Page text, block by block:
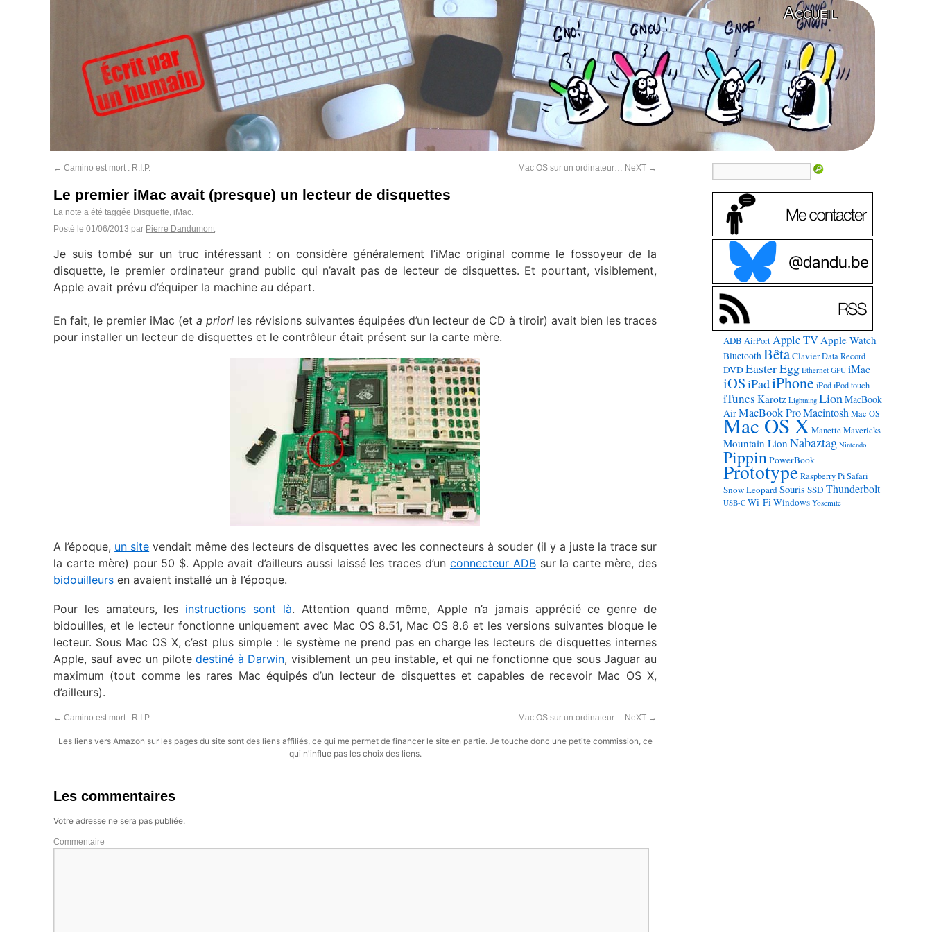
Accueil
← Camino est mort : R.I.P. Mac OS sur un ordinateur… NeXT →
Le premier iMac avait (presque) un lecteur de disquettes
La note a été taggée Disquette, iMac.
Posté le 01/06/2013 par Pierre Dandumont
Je suis tombé sur un truc intéressant : on considère généralement l’iMac original comme le fossoyeur de la
disquette, le premier ordinateur grand public qui n’avait pas de lecteur de disquettes. Et pourtant, visiblement,
Apple avait prévu d’équiper la machine au départ.
En fait, le premier iMac (et a priori les révisions suivantes équipées d’un lecteur de CD à tiroir) avait bien les traces
pour installer un lecteur de disquettes et le contrôleur était présent sur la carte mère.
A l’époque, un site vendait même des lecteurs de disquettes avec les connecteurs à souder (il y a juste la trace sur
la carte mère) pour 50 $. Apple avait d’ailleurs aussi laissé les traces d’un connecteur ADBsur la carte mère, des
bidouilleurs en avaient installé un à l’époque.
Pour les amateurs, les instructions sont là. Attention quand même, Apple n’a jamais apprécié ce genre de
bidouilles, et le lecteur fonctionne uniquement avec Mac OS 8.51, Mac OS 8.6 et les versions suivantes bloque le
lecteur. Sous Mac OS X, c’est plus simple : le système ne prend pas en charge les lecteurs de disquettes internes
Apple, sauf avec un pilotedestiné à Darwin, visiblement un peu instable, et qui ne fonctionne que sous Jaguar au
maximum (tout comme les rares Mac équipés d’un lecteur de disquettes et capables de recevoir Mac OS X,
d’ailleurs).
← Camino est mort : R.I.P. Mac OS sur un ordinateur… NeXT →
Les liens vers Amazon sur les pages du site sont des liens affiliés, ce qui me permet de financer le site en partie. Je touche donc une petite commission, ce
qui n'influe pas les choix des liens.
Les commentaires
Votre adresse ne sera pas publiée.
Commentaire
ADB AirPort Apple TVApple Watch
BluetoothBêtaClavier Data Record
DVDEaster Egg Ethernet GPU iMac
iOSiPadiPhone iPod iPod touch
iTunes Karotz Lightning LionMacBook
AirMacBook ProMacintosh Mac OS
Mac OS XManette Mavericks
Mountain Lion Nabaztag Nintendo
PippinPowerBook
Prototype Raspberry Pi Safari
Snow LeopardSouris SSD Thunderbolt
USB-C Wi-FiWindows Yosemite